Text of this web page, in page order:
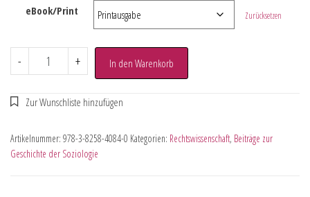
eBook/Print Zurücksetzen
- + In den Warenkorb
Artikelnummer: 978-3-8258-4084-0 Kategorien: Rechtswissenschaft, Beiträge zur
Geschichte der Soziologie